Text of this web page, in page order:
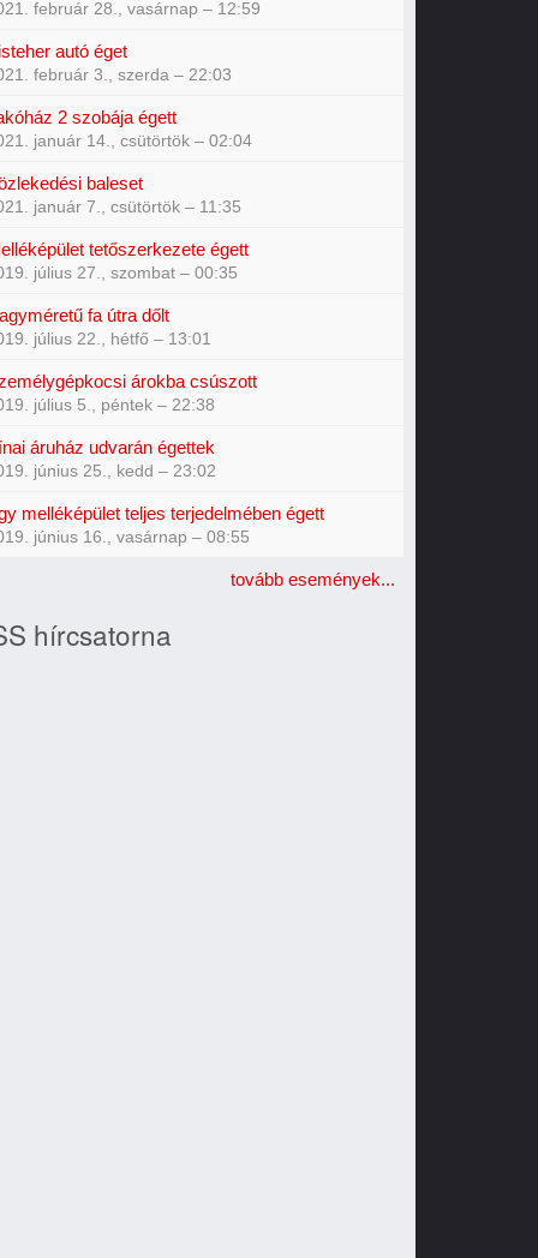
február 28., vasárnap – 12:59
autó éget
február 3., szerda – 22:03
2 szobája égett
január 14., csütörtök – 02:04
baleset
január 7., csütörtök – 11:35
tetőszerkezete égett
július 27., szombat – 00:35
fa útra dőlt
július 22., hétfő – 13:01
árokba csúszott
július 5., péntek – 22:38
áruház udvarán égettek
június 25., kedd – 23:02
melléképület teljes terjedelmében égett
június 16., vasárnap – 08:55
tovább események...
hírcsatorna